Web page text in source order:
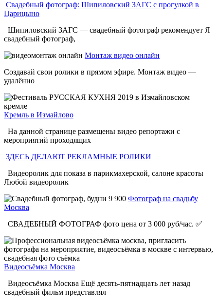
Свадебный фотограф: Шипиловский ЗАГС с прогулкой в
Царицыно
Шипиловский ЗАГС — свадебный фотограф рекомендует Я
свадебный фотограф,
Монтаж видео онлайн
Создавай свои ролики в прямом эфире. Монтаж видео —
удалённо
Кремль в Измайлово
На данной странице размещены видео репортажи с
мероприятий проходящих
ЗДЕСЬ ДЕЛАЮТ РЕКЛАМНЫЕ РОЛИКИ
Видеоролик для показа в парикмахерской, салоне красоты
Любой видеоролик
Фотограф на свадьбу
Москва
СВАДЕБНЫЙ ФОТОГРАФ фото цена от 3 000 руб/час. ✅
Видеосъёмка Москва
Видеосъёмка Москва Ещё десять-пятнадцать лет назад
свадебный фильм представлял